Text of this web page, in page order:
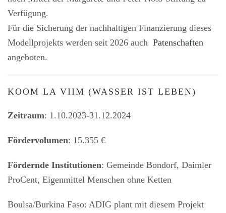
Verfügung.
Für die Sicherung der nachhaltigen Finanzierung dieses
Modellprojekts werden seit 2026 auch Patenschaften
angeboten.
KOOM LA VIIM (WASSER IST LEBEN)
Zeitraum: 1.10.2023-31.12.2024
Fördervolumen: 15.355 €
Fördernde Institutionen: Gemeinde Bondorf, Daimler
ProCent, Eigenmittel Menschen ohne Ketten
Boulsa/Burkina Faso: ADIG plant mit diesem Projekt